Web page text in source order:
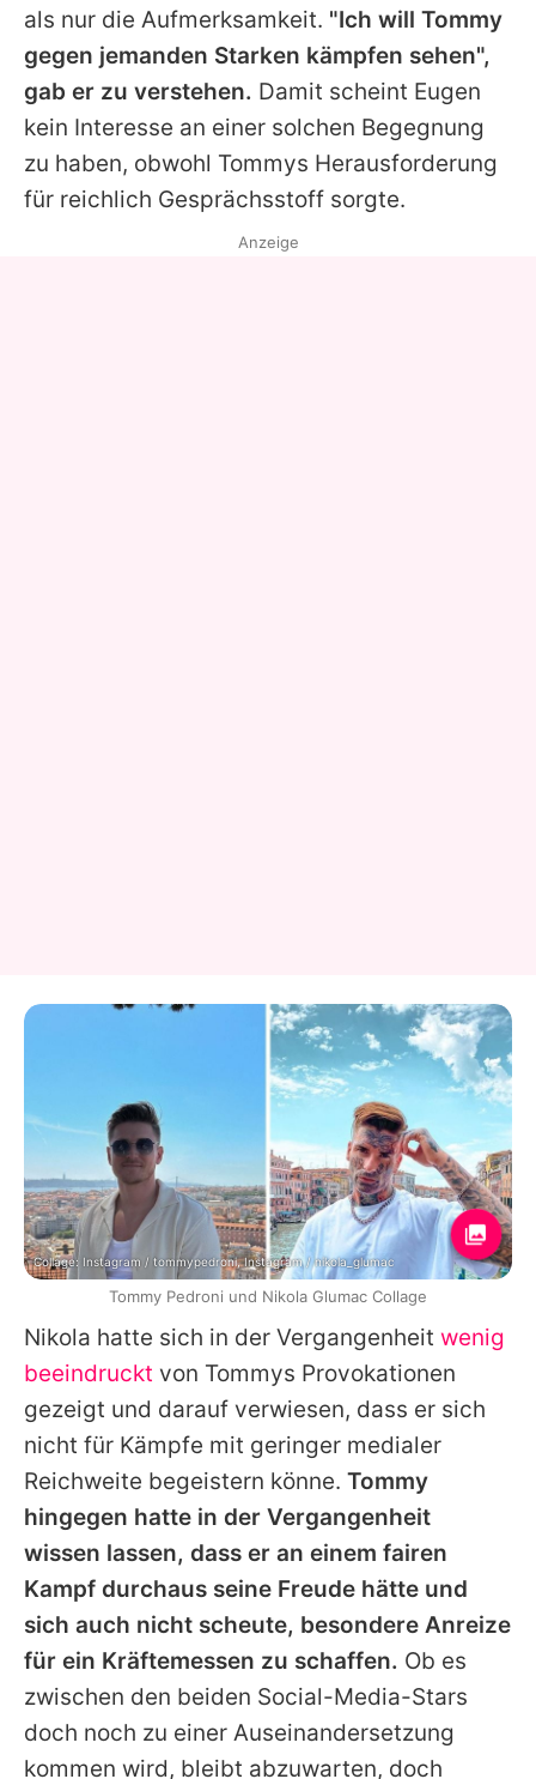
als nur die Aufmerksamkeit. "Ich will Tommy
gegen jemanden Starken kämpfen sehen",
gab er zu verstehen. Damit scheint Eugen
kein Interesse an einer solchen Begegnung
zu haben, obwohl Tommys Herausforderung
für reichlich Gesprächsstoff sorgte.
Nikola hatte sich in der Vergangenheit wenig
beeindruckt von Tommys Provokationen
gezeigt und darauf verwiesen, dass er sich
nicht für Kämpfe mit geringer medialer
Reichweite begeistern könne. Tommy
hingegen hatte in der Vergangenheit
wissen lassen, dass er an einem fairen
Kampf durchaus seine Freude hätte und
sich auch nicht scheute, besondere Anreize
für ein Kräftemessen zu schaffen. Ob es
zwischen den beiden Social-Media-Stars
doch noch zu einer Auseinandersetzung
kommen wird, bleibt abzuwarten, doch
Anzeige
Collage: Instagram / tommypedroni, Instagram / nikola_glumac
Tommy Pedroni und Nikola Glumac Collage